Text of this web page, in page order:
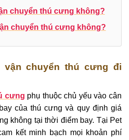
chuyển thú cưng không?
chuyển thú cưng không?
vận chuyển thú cưng đi
cưng phụ thuộc chủ yếu vào cân
của thú cưng và quy định giá
không tại thời điểm bay. Tại Pet
kết minh bạch mọi khoản phí